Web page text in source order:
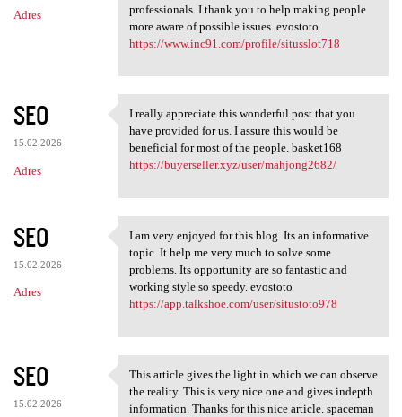
Adres
professionals. I thank you to help making people
more aware of possible issues. evostoto
https://www.inc91.com/profile/situsslot718
SEO
15.02.2026
Adres
I really appreciate this
I really appreciate this wonderful post that you
have provided for us. I assure this would be
beneficial for most of the people. basket168
https://buyerseller.xyz/user/mahjong2682/
SEO
15.02.2026
Adres
I am very enjoyed for this
I am very enjoyed for this blog. Its an informative
topic. It help me very much to solve some
problems. Its opportunity are so fantastic and
working style so speedy. evostoto
https://app.talkshoe.com/user/situstoto978
SEO
15.02.2026
This article gives the light
This article gives the light in which we can observe
the reality. This is very nice one and gives indepth
information. Thanks for this nice article. spaceman